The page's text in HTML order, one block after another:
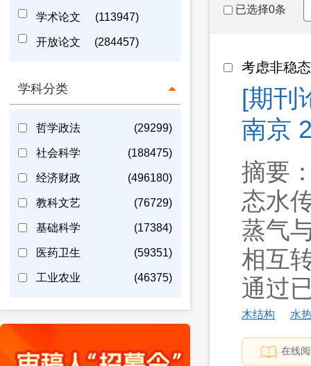
学术论文 (113947)
开放论文 (284457)
学科分类
哲学政法 (29299)
社会科学 (188475)
经济财政 (496180)
教科文艺 (76729)
基础科学 (17384)
医药卫生 (59351)
工业农业 (46375)
已选择0条
考虑非稳
[期刊
南京
摘要
态水
蒸气
相互
通过
木结构 水
在线